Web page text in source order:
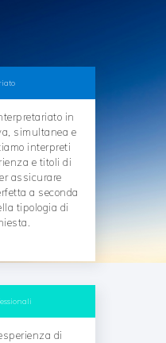
in
simultanea e
interpreti
e titoli di
assicurare
a seconda
tipologia di
di